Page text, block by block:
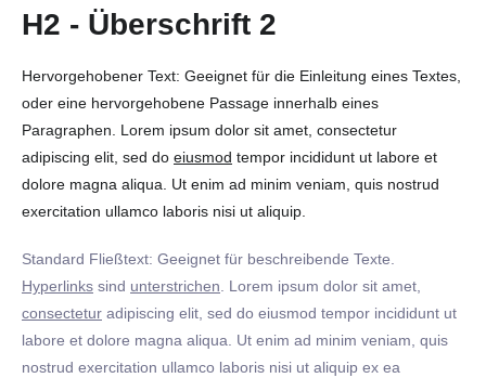
H2 - Überschrift 2
Hervorgehobener Text: Geeignet für die Einleitung eines Textes,
oder eine hervorgehobene Passage innerhalb eines
Paragraphen. Lorem ipsum dolor sit amet, consectetur
adipiscing elit, sed do eiusmod tempor incididunt ut labore et
dolore magna aliqua. Ut enim ad minim veniam, quis nostrud
exercitation ullamco laboris nisi ut aliquip.
Standard Fließtext: Geeignet für beschreibende Texte.
Hyperlinks sind unterstrichen. Lorem ipsum dolor sit amet,
consectetur adipiscing elit, sed do eiusmod tempor incididunt ut
labore et dolore magna aliqua. Ut enim ad minim veniam, quis
nostrud exercitation ullamco laboris nisi ut aliquip ex ea